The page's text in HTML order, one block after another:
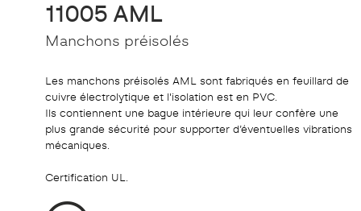
11005 AML
Manchons préisolés
Les manchons préisolés AML sont fabriqués en feuillard de
cuivre électrolytique et l'isolation est en PVC.
Ils contiennent une bague intérieure qui leur confère une
plus grande sécurité pour supporter d’éventuelles vibrations
mécaniques.
Certification UL.